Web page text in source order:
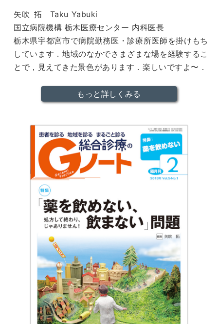
矢吹 拓 Taku Yabuki
国立病院機構 栃木医療センター 内科医長
栃木県宇都宮市で病院勤務医・診療所医師を掛けもち
しています．地域のなかでさまざまな場を経験するこ
とで，見えてきた景色があります．楽しいですよ〜．
もっと詳しくみる